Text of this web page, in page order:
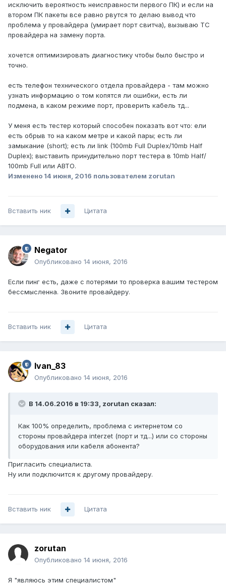
исключить вероятность неисправности первого ПК) и если на
втором ПК пакеты все равно рвутся то делаю вывод что
проблема у провайдера (умирает порт свитча), вызываю ТС
провайдера на замену порта.
хочется оптимизировать диагностику чтобы было быстро и
точно.
есть телефон технического отдела провайдера - там можно
узнать информацию о том копятся ли ошибки, есть ли
подмена, в каком режиме порт, проверить кабель тд...
У меня есть тестер который способен показать вот что: ели
есть обрыв то на каком метре и какой пары; есть ли
замыкание (short); есть ли link (100mb Full Duplex/10mb Half
Duplex); выставить принудительно порт тестера в 10mb Half/
100mb Full или АВТО.
Изменено 14 июня, 2016 пользователем zorutan
Вставить ник Цитата
Negator
Опубликовано 14 июня, 2016
Если пинг есть, даже с потерями то проверка вашим тестером
бессмысленна. Звоните провайдеру.
Вставить ник Цитата
Ivan_83
Опубликовано 14 июня, 2016
В 14.06.2016 в 19:33, zorutan сказал:
Как 100% определить, проблема с интернетом со
стороны провайдера interzet (порт и тд...) или со стороны
оборудования или кабеля абонента?
Пригласить специалиста.
Ну или подключится к другому провайдеру.
Вставить ник Цитата
zorutan
Опубликовано 14 июня, 2016
Я "являюсь этим специалистом"